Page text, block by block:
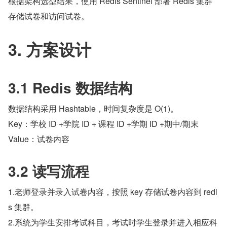
存储试卷和访问试卷。
3. 方案设计
3.1 Redis 数据结构
数据结构采用 Hashtable，时间复杂度是 O(1)。
Key：学校 ID +学院 ID + 课程 ID +学期 ID +期中/期末
Value：试卷内容
3.2 读写流程
1.老师登录并录入试卷内容，按照 key 存储试卷内容到 redi
s 集群。
2.系统为学生安排考试科目，考试时学生登录并进入相应科